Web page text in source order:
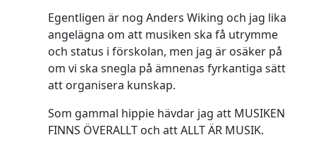
Egentligen är nog Anders Wiking och jag lika
angelägna om att musiken ska få utrymme
och status i förskolan, men jag är osäker på
om vi ska snegla på ämnenas fyrkantiga sätt
att organisera kunskap.
Som gammal hippie hävdar jag att MUSIKEN
FINNS ÖVERALLT och att ALLT ÄR MUSIK.